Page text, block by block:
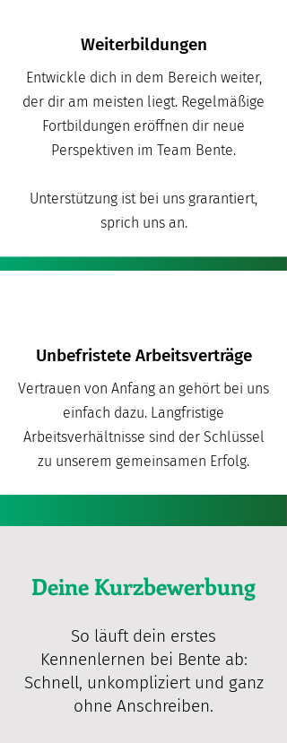
Weiterbildungen
Entwickle dich in dem Bereich weiter,
der dir am meisten liegt. Regelmäßige
Fortbildungen eröffnen dir neue
Perspektiven im Team Bente.
Unterstützung ist bei uns grarantiert,
sprich uns an.
Unbefristete Arbeitsverträge
Vertrauen von Anfang an gehört bei uns
einfach dazu. Langfristige
Arbeitsverhältnisse sind der Schlüssel
zu unserem gemeinsamen Erfolg.
Deine Kurzbewerbung
So läuft dein erstes
Kennenlernen bei Bente ab:
Schnell, unkompliziert und ganz
ohne Anschreiben.